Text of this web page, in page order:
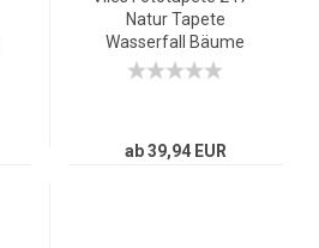
Natur Tapete
Wasserfall Bäume
Wald Thailand See
ab 39,94 EUR